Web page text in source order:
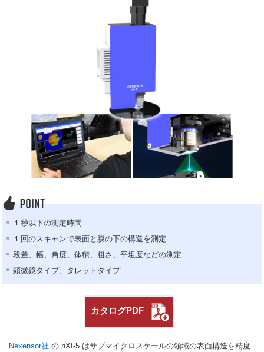
１秒以下の測定時間
１回のスキャンで表面と膜の下の構造を測定
段差、幅、角度、体積、粗さ、平坦度などの測定
顕微鏡タイプ、タレットタイプ
カタログPDF
Nexensor社 の nXI-5 はサブマイクロスケールの領域の表面構造を精度